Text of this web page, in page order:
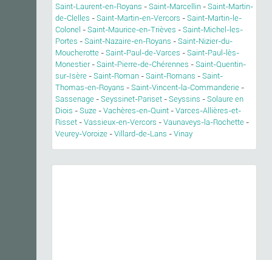
Saint-Laurent-en-Royans - Saint-Marcellin - Saint-Martin-
de-Clelles - Saint-Martin-en-Vercors - Saint-Martin-le-
Colonel - Saint-Maurice-en-Trièves - Saint-Michel-les-
Portes - Saint-Nazaire-en-Royans - Saint-Nizier-du-
Moucherotte - Saint-Paul-de-Varces - Saint-Paul-lès-
Monestier- Saint-Pierre-de-Chérennes - Saint-Quentin-
sur-Isère - Saint-Roman - Saint-Romans - Saint-
Thomas-en-Royans - Saint-Vincent-la-Commanderie -
Sassenage - Seyssinet-Pariset - Seyssins - Solaure en
Diois - Suze - Vachères-en-Quint - Varces-Allières-et-
Risset - Vassieux-en-Vercors - Vaunaveys-la-Rochette -
Veurey-Voroize - Villard-de-Lans - Vinay